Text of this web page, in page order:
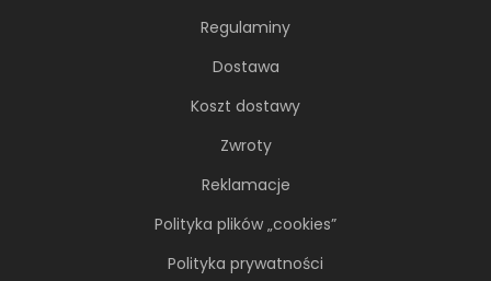
Regulaminy
Dostawa
Koszt dostawy
Zwroty
Reklamacje
Polityka plików „cookies”
Polityka prywatności